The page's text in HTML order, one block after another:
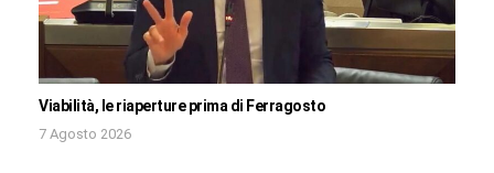
Viabilità, le riaperture prima di Ferragosto
7 Agosto 2026